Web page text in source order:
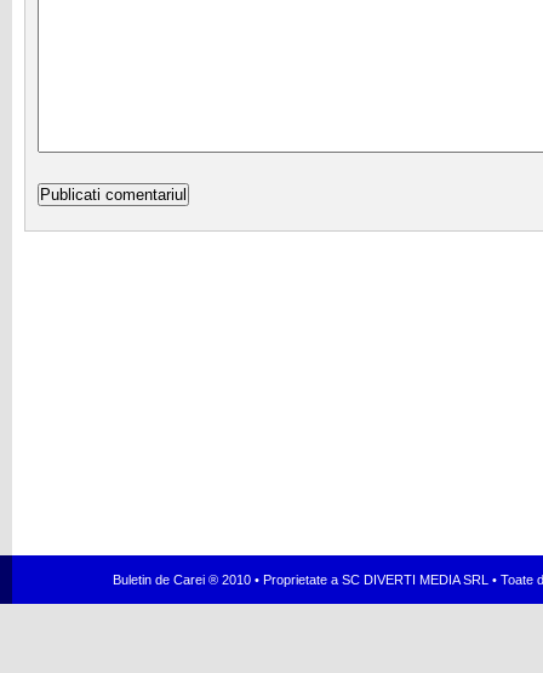
Buletin de Carei ® 2010 • Proprietate a SC DIVERTI MEDIA SRL •